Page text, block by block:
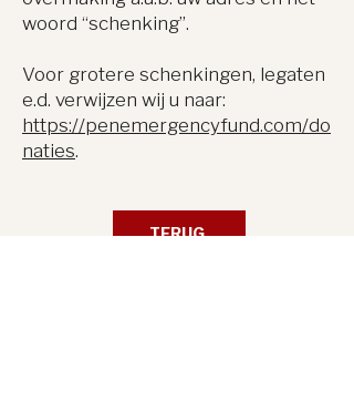
woord “schenking”.
Voor grotere schenkingen, legaten
e.d. verwijzen wij u naar:
https://penemergencyfund.com/do
naties.
TERUG